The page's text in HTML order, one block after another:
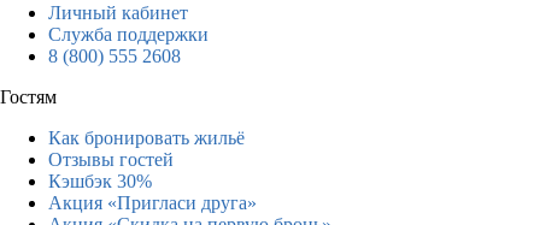
Личный кабинет
Служба поддержки
8 (800) 555 2608
Гостям
Как бронировать жильё
Отзывы гостей
Кэшбэк 30%
Акция «Пригласи друга»